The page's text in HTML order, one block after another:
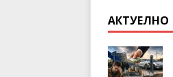
АКТУЕЛНО